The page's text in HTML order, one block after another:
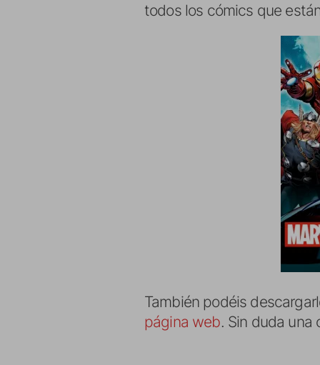
todos los cómics que
También podéis
página web. Sin duda una